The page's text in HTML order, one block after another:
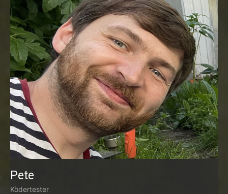
Pete
Ködertester